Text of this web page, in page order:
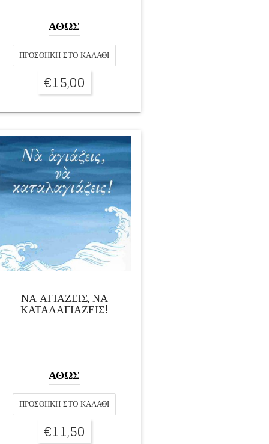
ΑΘΩΣ
ΠΡΟΣΘΉΚΗ ΣΤΟ ΚΑΛΆΘΙ
€15,00
ΝΑ ΑΓΙΑΖΕΙΣ, ΝΑ
ΚΑΤΑΛΑΓΙΑΖΕΙΣ!
ΑΘΩΣ
ΠΡΟΣΘΉΚΗ ΣΤΟ ΚΑΛΆΘΙ
€11,50